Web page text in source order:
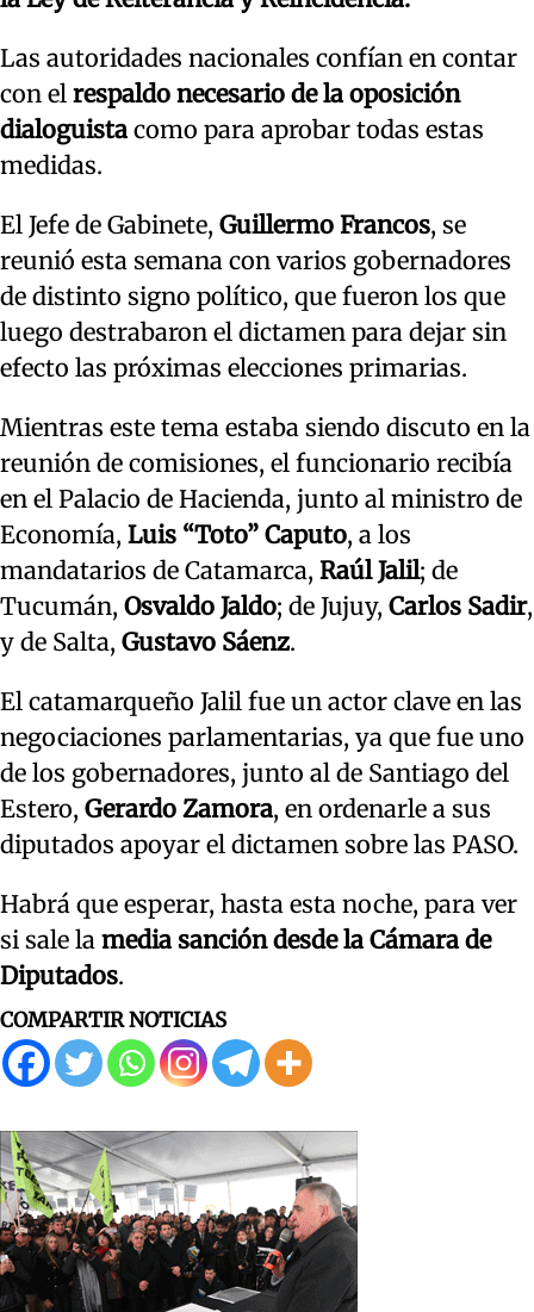
Las autoridades nacionales confían en contar
con el respaldo necesario de la oposición
dialoguista como para aprobar todas estas
medidas.
El Jefe de Gabinete, Guillermo Francos, se
reunió esta semana con varios gobernadores
de distinto signo político, que fueron los que
luego destrabaron el dictamen para dejar sin
efecto las próximas elecciones primarias.
Mientras este tema estaba siendo discuto en la
reunión de comisiones, el funcionario recibía
en el Palacio de Hacienda, junto al ministro de
Economía, Luis “Toto” Caputo, a los
mandatarios de Catamarca, Raúl Jalil; de
Tucumán, Osvaldo Jaldo; de Jujuy, Carlos Sadir,
y de Salta, Gustavo Sáenz.
El catamarqueño Jalil fue un actor clave en las
negociaciones parlamentarias, ya que fue uno
de los gobernadores, junto al de Santiago del
Estero, Gerardo Zamora, en ordenarle a sus
diputados apoyar el dictamen sobre las PASO.
Habrá que esperar, hasta esta noche, para ver
si sale la media sanción desde la Cámara de
Diputados.
COMPARTIR NOTICIAS